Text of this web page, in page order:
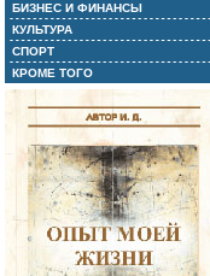
БИЗНЕС И ФИНАНСЫ
КУЛЬТУРА
СПОРТ
КРОМЕ ТОГО